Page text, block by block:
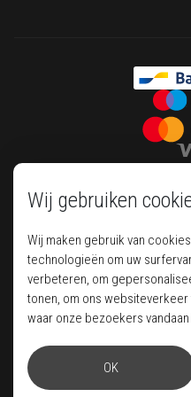
Wij gebruiken
Wij maken gebruik van
technologieën om uw
verbeteren, om
tonen, om ons
waar onze bezoekers
OK
Your house